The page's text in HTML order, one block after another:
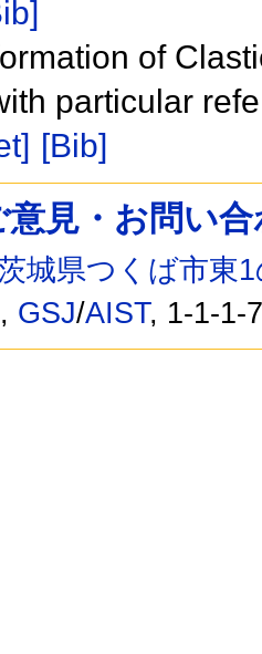
of
particular
[Bib]
意見・お問い
城県つくば市東
, GSJ/AIST, 1-1-1-